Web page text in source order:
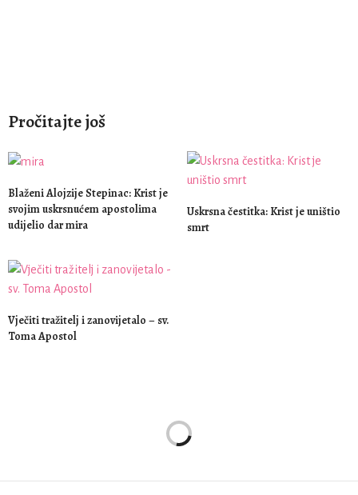
Pročitajte još
Blaženi Alojzije Stepinac: Krist je
svojim uskrsnućem apostolima
udijelio dar mira
Uskrsna čestitka: Krist je uništio
smrt
Vječiti tražitelj i zanovijetalo – sv.
Toma Apostol